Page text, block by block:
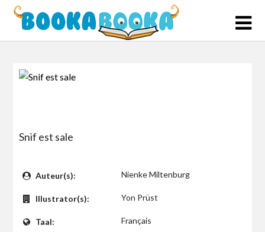
Skip
Snif est sale
Auteur(s): Nienke Miltenburg
Illustrator(s): Yon Prüst
Taal: Français